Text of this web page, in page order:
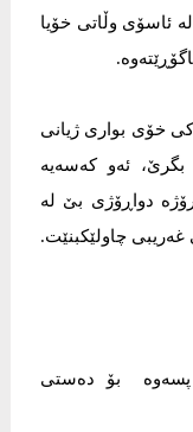
ئاسۆی وڵاتی خۆیا
خۆی بواری ژیانی
بگرێ، ئەو کەسەیە
دواڕۆژی بێ لە
چاولێکبنێت.
بۆ دەستی